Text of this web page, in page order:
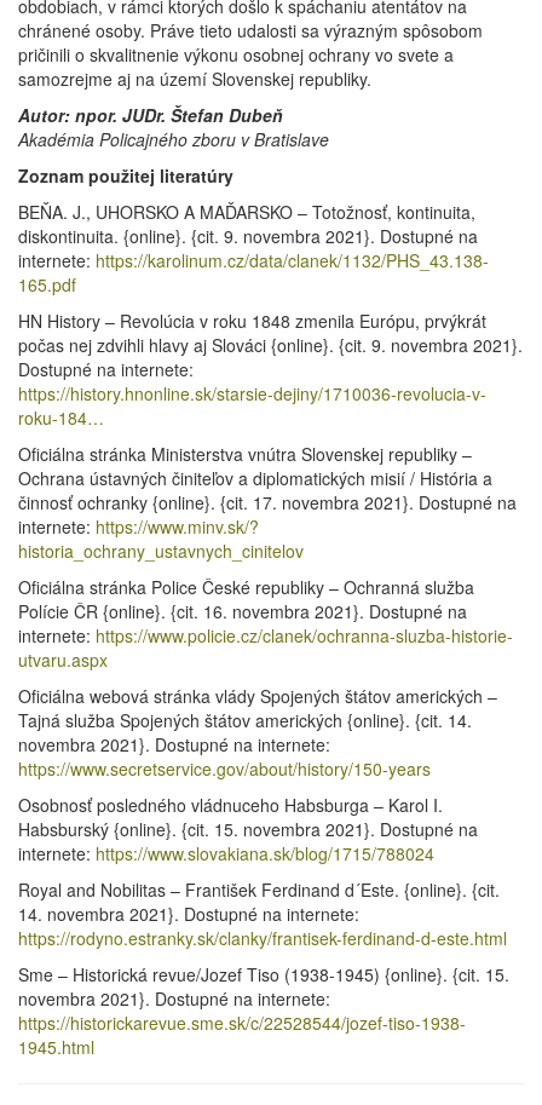
obdobiach, v rámci ktorých došlo k spáchaniu atentátov na
chránené osoby. Práve tieto udalosti sa výrazným spôsobom
pričinili o skvalitnenie výkonu osobnej ochrany vo svete a
samozrejme aj na území Slovenskej republiky.
Autor: npor. JUDr. Štefan Dubeň
Akadémia Policajného zboru v Bratislave
Zoznam použitej literatúry
BEŇA. J., UHORSKO A MAĎARSKO – Totožnosť, kontinuita,
diskontinuita. {online}. {cit. 9. novembra 2021}. Dostupné na
internete: https://karolinum.cz/data/clanek/1132/PHS_43.138-
165.pdf
HN History – Revolúcia v roku 1848 zmenila Európu, prvýkrát
počas nej zdvihli hlavy aj Slováci {online}. {cit. 9. novembra 2021}.
Dostupné na internete:
https://history.hnonline.sk/starsie-dejiny/1710036-revolucia-v-
roku-184…
Oficiálna stránka Ministerstva vnútra Slovenskej republiky –
Ochrana ústavných činiteľov a diplomatických misií / História a
činnosť ochranky {online}. {cit. 17. novembra 2021}. Dostupné na
internete: https://www.minv.sk/?
historia_ochrany_ustavnych_cinitelov
Oficiálna stránka Police České republiky – Ochranná služba
Polície ČR {online}. {cit. 16. novembra 2021}. Dostupné na
internete: https://www.policie.cz/clanek/ochranna-sluzba-historie-
utvaru.aspx
Oficiálna webová stránka vlády Spojených štátov amerických –
Tajná služba Spojených štátov amerických {online}. {cit. 14.
novembra 2021}. Dostupné na internete:
https://www.secretservice.gov/about/history/150-years
Osobnosť posledného vládnuceho Habsburga – Karol I.
Habsburský {online}. {cit. 15. novembra 2021}. Dostupné na
internete: https://www.slovakiana.sk/blog/1715/788024
Royal and Nobilitas – František Ferdinand d´Este. {online}. {cit.
14. novembra 2021}. Dostupné na internete:
https://rodyno.estranky.sk/clanky/frantisek-ferdinand-d-este.html
Sme – Historická revue/Jozef Tiso (1938-1945) {online}. {cit. 15.
novembra 2021}. Dostupné na internete:
https://historickarevue.sme.sk/c/22528544/jozef-tiso-1938-
1945.html